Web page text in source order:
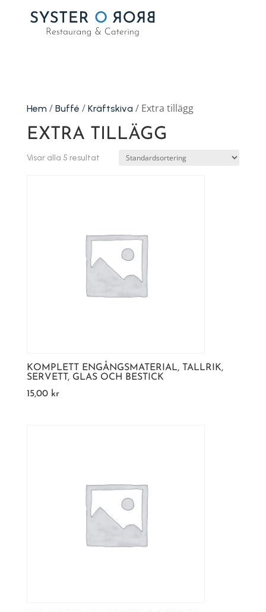
Hem / Buffé / Kräftskiva / Extra tillägg
EXTRA TILLÄGG
Visar alla 5 resultat
KOMPLETT ENGÅNGSMATERIAL, TALLRIK,
SERVETT, GLAS OCH BESTICK
15,00 kr